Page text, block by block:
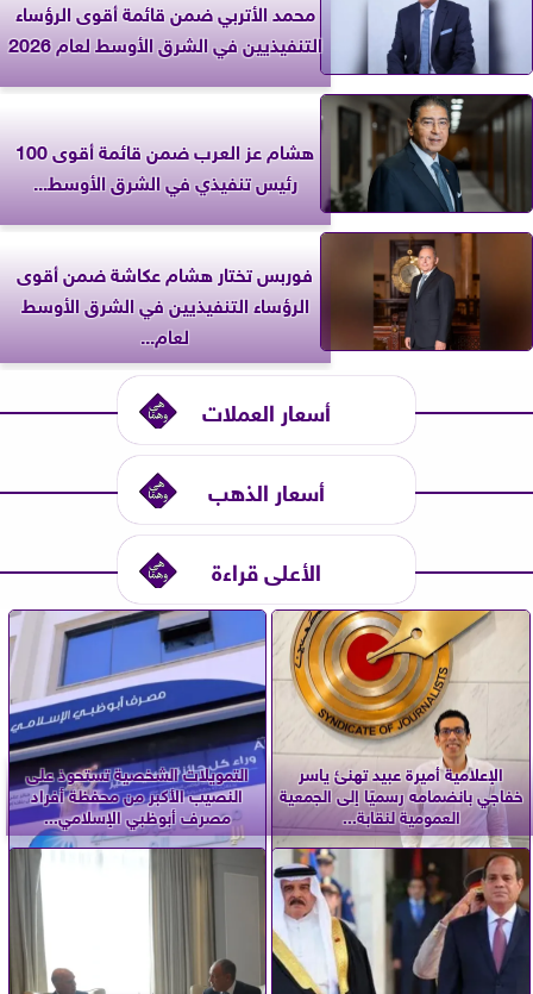
محمد الأتربي ضمن قائمة أقوى الرؤساء
التنفيذيين في الشرق الأوسط لعام 2026
هشام عز العرب ضمن قائمة أقوى 100
رئيس تنفيذي في الشرق الأوسط...
فوربس تختار هشام عكاشة ضمن أقوى
الرؤساء التنفيذيين في الشرق الأوسط
لعام...
أسعار العملات
أسعار الذهب
الأعلى قراءة
الإعلامية أميرة عبيد تهنئ ياسر
خفاجي بانضمامه رسميًا إلى الجمعية
العمومية لنقابة...
التمويلات الشخصية تستحوذ على
النصيب الأكبر من محفظة أفراد
مصرف أبوظبي الإسلامي...